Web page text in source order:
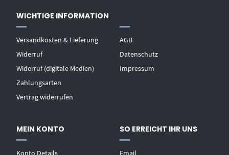
WICHTIGE INFORMATION
Versandkosten & Lieferung
Widerruf
Widerruf (digitale Medien)
Zahlungsarten
Vertrag widerrufen
AGB
Datenschutz
Impressum
MEIN KONTO
Konto Details
SO ERREICHT IHR UNS
Email